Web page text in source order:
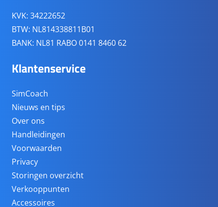
KVK: 34222652
BTW: NL814338811B01
BANK: NL81 RABO 0141 8460 62
Klantenservice
SimCoach
Nieuws en tips
Over ons
Handleidingen
Voorwaarden
Privacy
Storingen overzicht
Verkooppunten
Accessoires